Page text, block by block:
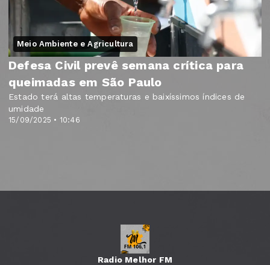
Meio Ambiente e Agricultura
15/09/2025 • 10:46
Defesa Civil prevê semana crítica para
queimadas em São Paulo
Estado terá altas temperaturas e baixíssimos índices de
umidade
Radio Melhor FM